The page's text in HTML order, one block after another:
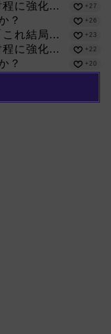
程に強化... +27
？ +26
これ結局... +23
程に強化... +22
？ +20